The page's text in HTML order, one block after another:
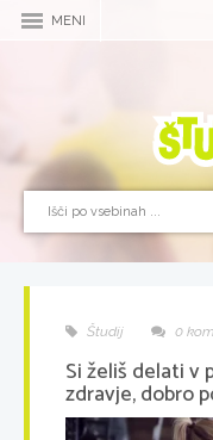
MENI
Študij 0
Si želiš delati v
zdravje, dobro